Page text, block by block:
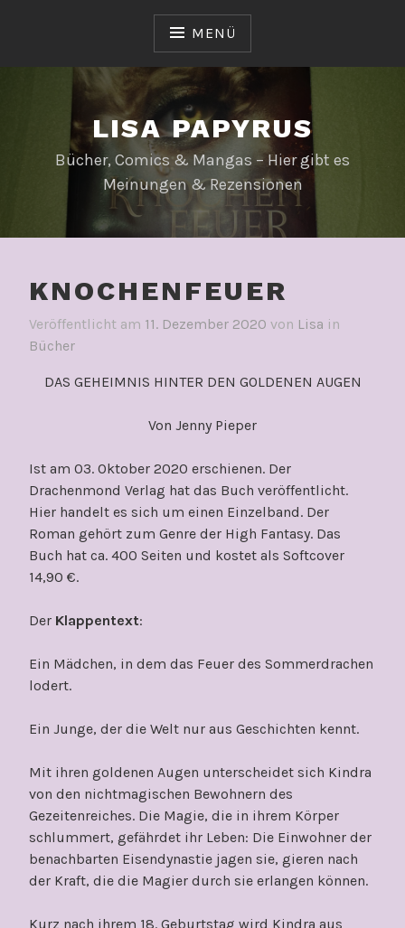
MENÜ
LISA PAPYRUS
Bücher, Comics & Mangas – Hier gibt es
Meinungen & Rezensionen
KNOCHENFEUER
Veröffentlicht am 11. Dezember 2020 von Lisa in
Bücher
DAS GEHEIMNIS HINTER DEN GOLDENEN AUGEN
Von Jenny Pieper
Ist am 03. Oktober 2020 erschienen. Der
Drachenmond Verlag hat das Buch veröffentlicht.
Hier handelt es sich um einen Einzelband. Der
Roman gehört zum Genre der High Fantasy. Das
Buch hat ca. 400 Seiten und kostet als Softcover
14,90 €.
Der Klappentext:
Ein Mädchen, in dem das Feuer des Sommerdrachen
lodert.
Ein Junge, der die Welt nur aus Geschichten kennt.
Mit ihren goldenen Augen unterscheidet sich Kindra
von den nichtmagischen Bewohnern des
Gezeitenreiches. Die Magie, die in ihrem Körper
schlummert, gefährdet ihr Leben: Die Einwohner der
benachbarten Eisendynastie jagen sie, gieren nach
der Kraft, die die Magier durch sie erlangen können.
Kurz nach ihrem 18. Geburtstag wird Kindra aus